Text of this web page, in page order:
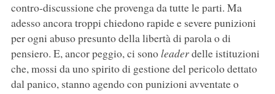
contro-discussione che provenga da tutte le parti. Ma
adesso ancora troppi chiedono rapide e severe punizioni
per ogni abuso presunto della libertà di parola o di
pensiero. E, ancor peggio, ci sonoleaderdelle istituzioni
che, mossi da uno spirito di gestione del pericolo dettato
dal panico, stanno agendo con punizioni avventate o